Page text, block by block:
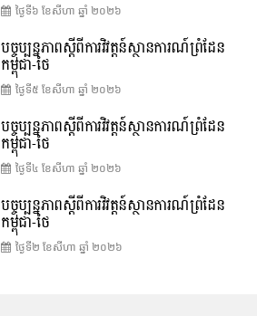
ថ្ងៃទី៦ ខែ​សីហា ឆ្នាំ ២០២៦
បច្ចុប្បន្នភាពស្ដីពីការវិវត្តន៍ស្ថានការណ៍ព្រំដែន
កម្ពុជា-ថៃ
ថ្ងៃទី៥ ខែ​សីហា ឆ្នាំ ២០២៦
បច្ចុប្បន្នភាពស្ដីពីការវិវត្តន៍ស្ថានការណ៍ព្រំដែន
កម្ពុជា-ថៃ
ថ្ងៃទី៤ ខែ​សីហា ឆ្នាំ ២០២៦
បច្ចុប្បន្នភាពស្ដីពីការវិវត្តន៍ស្ថានការណ៍ព្រំដែន
កម្ពុជា-ថៃ
ថ្ងៃទី២ ខែ​សីហា ឆ្នាំ ២០២៦